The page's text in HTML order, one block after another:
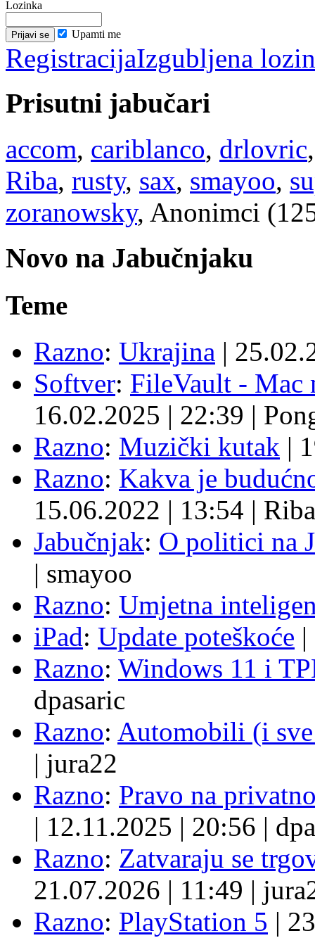
Lozinka
Upamti me
RegistracijaIzgubljena
Prisutni jabučari
accom, cariblanco, drlovric
Riba, rusty, sax, smayoo,
zoranowsky, Anonimci
Novo na Jabučnjaku
Teme
Razno: Ukrajina |
Softver: FileVault - Mac
16.02.2025 | 22:39 |
Razno: Muzički kutak |
Razno: Kakva je
15.06.2022 | 13:54 | Riba
Jabučnjak: O politici na
| smayoo
Razno: Umjetna
iPad: Update poteškoće |
Razno: Windows 11 i
dpasaric
Razno: Automobili (i
| jura22
Razno: Pravo na
| 12.11.2025 | 20:56 |
Razno: Zatvaraju se
21.07.2026 | 11:49 |
Razno: PlayStation 5 |